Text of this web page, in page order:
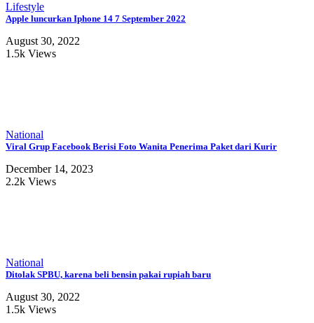
Lifestyle
Apple luncurkan Iphone 14 7 September 2022
August 30, 2022
1.5k Views
National
Viral Grup Facebook Berisi Foto Wanita Penerima Paket dari Kurir
December 14, 2023
2.2k Views
National
Ditolak SPBU, karena beli bensin pakai rupiah baru
August 30, 2022
1.5k Views